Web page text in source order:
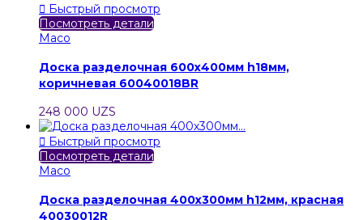
 Быстрый просмотр
Посмотреть детали
Maco
Доска разделочная 600х400мм h18мм,
коричневая 60040018BR
248 000 UZS
 Быстрый просмотр
Посмотреть детали
Maco
Доска разделочная 400х300мм h12мм, красная
40030012R